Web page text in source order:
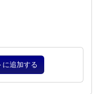
に追加する